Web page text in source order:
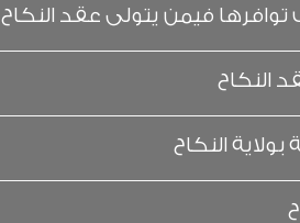
توافرها فيمن يتولى عقد النكاح
النكاح
النكاح